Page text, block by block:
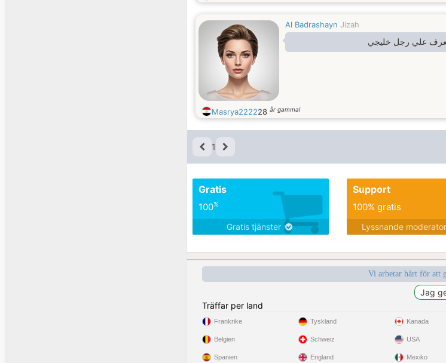
Al Badrashayn Jizah
علي رجل خليجي
Masrya222228 år gammal
1
Gratis
100%
Gratis tjänster
Support
100% gratis
Lyssnande
Vi arbetar hårt för att
Träffar per land
Frankrike
Belgien
Spanien
Tyskland
Schweiz
England
Kanada
USA
Mexiko